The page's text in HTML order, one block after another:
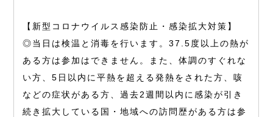
【新型コロナウイルス感染防止・感染拡大対策】
◎当日は検温と消毒を行います。37.5度以上の熱が
ある方は参加はできません。また、体調のすぐれな
い方、5日以内に平熱を超える発熱をされた方、咳
などの症状がある方、過去2週間以内に感染が引き
続き拡大している国・地域への訪問歴がある方は参